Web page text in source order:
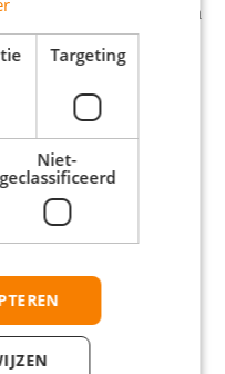
groei en bijhouden van
diverse opdrachtgevers
relevante juridische
de publieke sector
aanpak
praktische werkhouding
Targeting
Niet-
geclassificeerd